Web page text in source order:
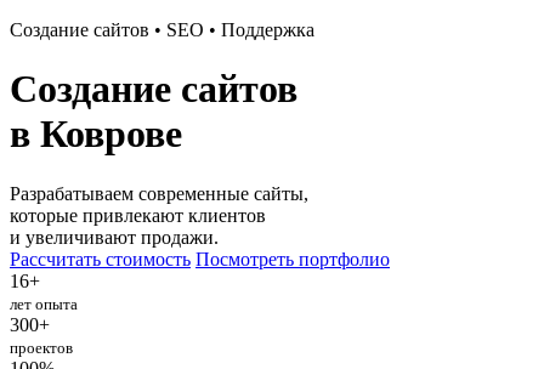
Создание сайтов • SEO • Поддержка
Создание сайтов
в Коврове
Разрабатываем современные сайты,
которые привлекают клиентов
и увеличивают продажи.
Рассчитать стоимость Посмотреть портфолио
16+
лет опыта
300+
проектов